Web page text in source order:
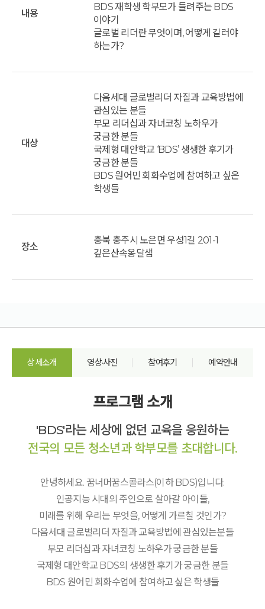
내용
BDS 재학생 학부모가 들려주는 BDS
이야기
글로벌 리더란 무엇이며, 어떻게 길러야
하는가?
대상
다음세대 글로벌리더 자질과 교육방법에
관심있는 분들
부모 리더십과 자녀코칭 노하우가
궁금한 분들
국제형 대안학교 ‘BDS’ 생생한 후기가
궁금한 분들
BDS 원어민 회화수업에 참여하고 싶은
학생들
장소
충북 충주시 노은면 우성1길 201-1
깊은산속옹달샘
상세소개 영상·사진 참여후기 예약안내
프로그램 소개
'BDS'라는 세상에 없던 교육을 응원하는
전국의 모든 청소년과 학부모를 초대합니다.
안녕하세요. 꿈너머꿈스콜라스(이하 BDS)입니다.
인공지능 시대의 주인으로 살아갈 아이들,
미래를 위해 우리는 무엇을, 어떻게 가르칠 것인가?
다음세대 글로벌리더 자질과 교육방법에 관심있는분들
부모 리더십과 자녀코칭 노하우가 궁금한 분들
국제형 대안학교 BDS의 생생한 후기가 궁금한 분들
BDS 원어민 회화수업에 참여하고 싶은 학생들